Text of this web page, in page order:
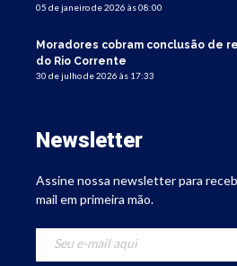
05 de janeiro de 2026 às 08:00
Moradores cobram conclusão de
do Rio Corrente
30 de julho de 2026 às 17:33
Newsletter
Assine nossa newsletter para
mail em primeira mão.